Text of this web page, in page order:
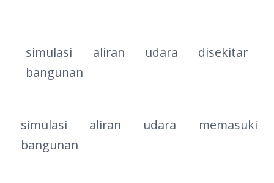
simulasi aliran udara disekitar
bangunan
simulasi aliran udara memasuki
bangunan